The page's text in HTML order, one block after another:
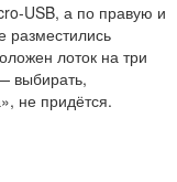
USB, а по правую и
разместились
лоток на три
выбирать,
не придётся.